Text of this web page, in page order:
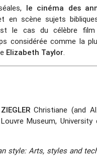
le cinéma des
en scène sujets
le cas du célèbre film
considérée comme la
Elizabeth Taylor.
ZIEGLERChristiane (and
Museum, University
style: Arts, styles and